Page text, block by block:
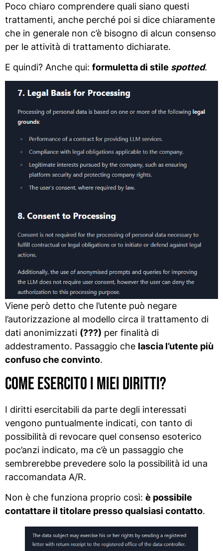
Poco chiaro comprendere quali siano questi
trattamenti, anche perché poi si dice chiaramente
che in generale non c’è bisogno di alcun consenso
per le attività di trattamento dichiarate.
E quindi? Anche qui: formuletta di stile spotted.
Viene però detto che l’utente può negare
l’autorizzazione al modello circa il trattamento di
dati anonimizzati (???) per finalità di
addestramento. Passaggio che lascia l’utente più
confuso che convinto.
Come esercito i miei diritti?
I diritti esercitabili da parte degli interessati
vengono puntualmente indicati, con tanto di
possibilità di revocare quel consenso esoterico
poc’anzi indicato, ma c’è un passaggio che
sembrerebbe prevedere solo la possibilità id una
raccomandata A/R.
Non è che funziona proprio così: è possibile
contattare il titolare presso qualsiasi contatto.